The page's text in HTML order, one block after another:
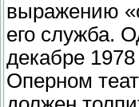
выражению
его служба.
декабре
Оперном